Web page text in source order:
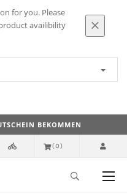
for you. Please
availibility
BEKOMMEN
(0)